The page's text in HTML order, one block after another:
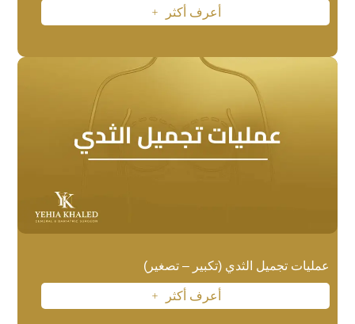
أعرف أكثر L
عمليات تجميل الثدي (تكبير – تصغير)
أعرف أكثر L